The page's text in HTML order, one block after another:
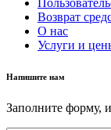
Возврат
О нас
Услуги и
Напишите нам
Заполните форму,